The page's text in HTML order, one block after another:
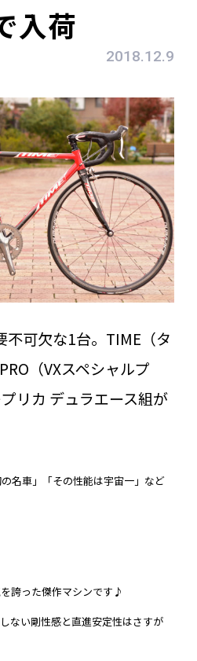
入荷
2018.12.9
不可欠な1台。TIME（タ
（VXスペシャルプ
リカ デュラエース組が
名車」「その性能は宇宙一」など
誇った傑作マシンです♪
ない剛性感と直進安定性はさすが